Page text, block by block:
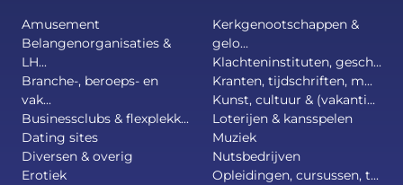
Amusement
Belangenorganisaties &
LH...
Branche-, beroeps- en
vak...
Businessclubs & flexplekk...
Dating sites
Diversen & overig
Erotiek
Kerkgenootschappen &
gelo...
Klachteninstituten, gesch...
Kranten, tijdschriften, m...
Kunst, cultuur & (vakanti...
Loterijen & kansspelen
Muziek
Nutsbedrijven
Opleidingen, cursussen, t...